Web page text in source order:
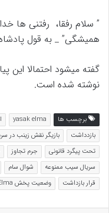
” سلام رفقا، رفتنی ها
همیشگی” _ به قول
گفته میشود احتمالا
نوشته شده است.
برچسب ها yasak elma
بازدداشت
بازیگر نقش زینب در
تحت پیگرد قانونی
جرم تجاوز
سریال سیب ممنوعه
شوال سام
قرار بازداشت
وضعیت پخش Yasak Elma